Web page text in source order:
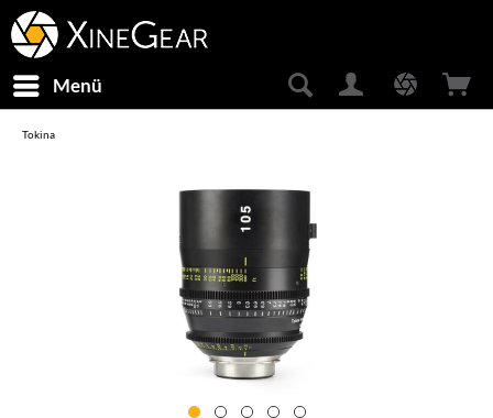
Menü
Tokina